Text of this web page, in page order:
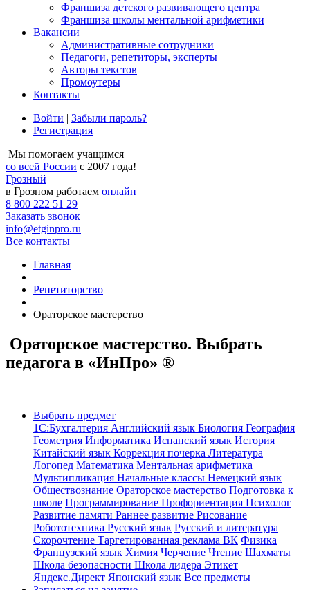
Франшиза детского развивающего центра
Франшиза школы ментальной арифметики
Вакансии
Административные сотрудники
Педагоги, репетиторы, эксперты
Авторы текстов
Промоутеры
Контакты
Войти | Забыли пароль?
Регистрация
Мы помогаем учащимся
со всей России с 2007 года!
Грозный
в Грозном работаем онлайн
8 800 222 51 29
Заказать звонок
info@etginpro.ru
Все контакты
Главная
Репетиторство
Ораторское мастерство
Ораторское мастерство. Выбрать
педагога в «ИнПро» ®
Выбрать предмет
1С:Бухгалтерия Английский язык Биология География
Геометрия Информатика Испанский язык История
Китайский язык Коррекция почерка Литература
Логопед Математика Ментальная арифметика
Мультипликация Начальные классы Немецкий язык
Обществознание Ораторское мастерство Подготовка к
школе Программирование Профориентация Психолог
Развитие памяти Раннее развитие Рисование
Робототехника Русский язык Русский и литература
Скорочтение Таргетированная реклама ВК Физика
Французский язык Химия Черчение Чтение Шахматы
Школа безопасности Школа лидера Этикет
Яндекс.Директ Японский язык Все предметы